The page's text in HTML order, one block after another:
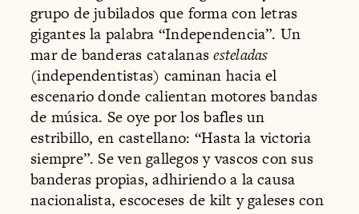
grupo de jubilados que forma con letras
gigantes la palabra “Independencia”. Un
mar de banderas catalanasesteladas
(independentistas) caminan hacia el
escenario donde calientan motores bandas
de música. Se oye por los bafles un
estribillo, en castellano: “Hasta la victoria
siempre”. Se ven gallegos y vascos con sus
banderas propias, adhiriendo a la causa
nacionalista, escoceses de kilt y galeses con